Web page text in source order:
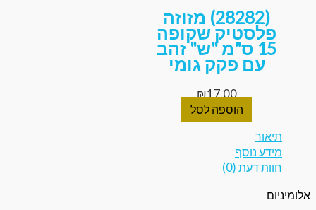
(28282) מזוזה
שקופה
15 ס"מ "ש" זהב
עם פקק גומי
₪17.00
הוספה לסל
נוסף
דעת (0)